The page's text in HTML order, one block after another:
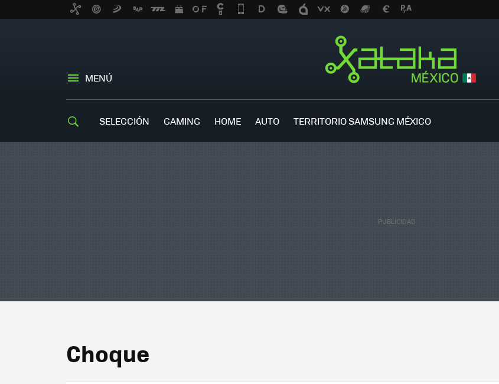
MENÚ
SELECCIÓN GAMING HOME AUTO TERRITORIO SAMSUNG MÉXICO
Choque